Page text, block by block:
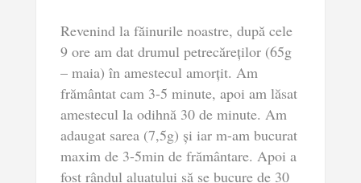
Revenind la făinurile noastre, după cele
9 ore am dat drumul petrecăreților (65g
– maia) în amestecul amorțit. Am
frământat cam 3-5 minute, apoi am lăsat
amestecul la odihnă 30 de minute. Am
adaugat sarea (7,5g) și iar m-am bucurat
maxim de 3-5min de frământare. Apoi a
fost rândul aluatului să se bucure de 30